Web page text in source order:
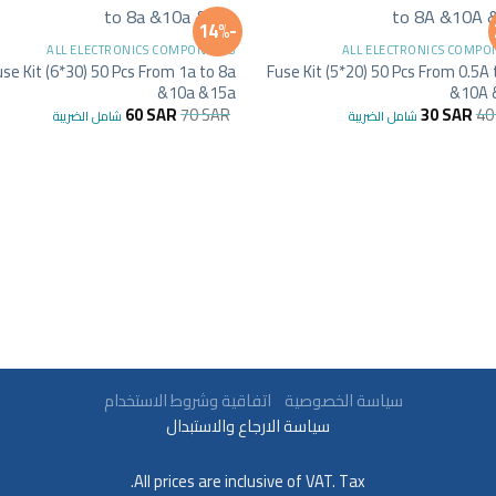
ALL ELECTRONICS
Fuse Kit (5*20) 50 Pcs From
&10A
40
30SAR شامل الضريبة
-14%
ALL ELECTRONICS COMPONENTS
Kit (6*30) 50 Pcs From 1a to 8a
&10a &15a
70SAR
60SAR شامل الضريبة
سياسة الخصوصية اتفاقية وشروط الاستخدام
سياسة الارجاع والاستبدال
All prices are inclusive of VAT. Tax.